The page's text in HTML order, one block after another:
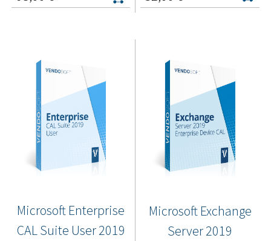
Microsoft Enterprise
CAL Suite User 2019
Microsoft Exchange
Server 2019